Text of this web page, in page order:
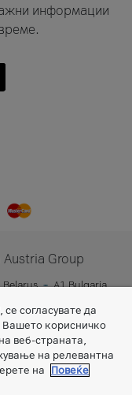
информации
Austria Group
Belarus
A1 Bulgaria
согласувате да
Вашето корисничко
веб-страната,
на релевантна
на
Повеќе